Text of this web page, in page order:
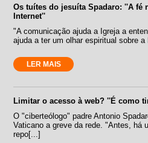
Os tuítes do jesuíta Spadaro: ''A fé
Internet''
"A comunicação ajuda a Igreja a
ajuda a ter um olhar espiritual sobre
LER MAIS
Limitar o acesso à web? ''É como
O "ciberteólogo" padre Antonio
Vaticano a greve da rede. "Antes, há
repo[...]